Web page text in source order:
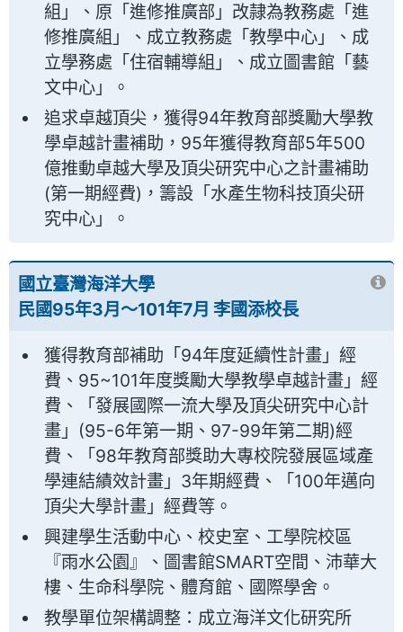
組」、原「進修推廣部」改隷為教務處「進
修推廣組」、成立教務處「教學中心」、成
立學務處「住宿輔導組」、成立圖書館「藝
文中心」。
追求卓越頂尖，獲得94年教育部獎勵大學教
學卓越計畫補助，95年獲得教育部5年500
億推動卓越大學及頂尖研究中心之計畫補助
(第一期經費)，籌設「水產生物科技頂尖研
究中心」。
國立臺灣海洋大學
民國95年3月～101年7月 李國添校長
獲得教育部補助「94年度延續性計畫」經
費、95~101年度獎勵大學教學卓越計畫」經
費、「發展國際一流大學及頂尖研究中心計
畫」(95-6年第一期、97-99年第二期)經
費、「98年教育部獎助大專校院發展區域產
學連結績效計畫」3年期經費、「100年邁向
頂尖大學計畫」經費等。
興建學生活動中心、校史室、工學院校區
『雨水公園』、圖書館SMART空間、沛華大
樓、生命科學院、體育館、國際學舍。
教學單位架構調整：成立海洋文化研究所